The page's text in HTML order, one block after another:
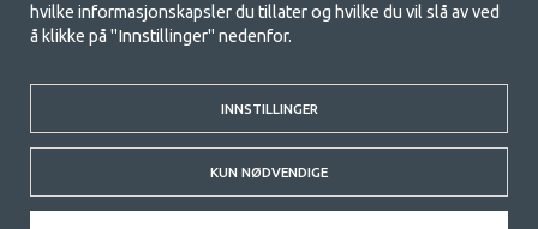
Camping kan enten være en livsstil eller en måte å samle familien for et
felles eventyr. Uansett hvilken kategori du tilhører, finner du alt du
campe, og derfor tilbyr vi veldig gode priser på familietelt,
campingfortelt og alt annet utstyr for camping og friluftsliv. Målet vårt
er å tilby det beste campingutstyret i hver prisklasse når det gjelder
kvalitet og funksjonalitet. Ta gjerne kontakt med oss hvis det er noe du
savner eller ønsker å vite mer om.
© 2020 GetCamping. All rights reserved.
hvilke informasjonskapsler du tillater og hvilke du vil slå av ved
å klikke på "Innstillinger" nedenfor.
INNSTILLINGER
KUN NØDVENDIGE